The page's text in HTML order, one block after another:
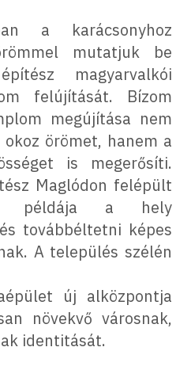
a karácsonyhoz
mutatjuk be
magyarvalkói
felújítását. Bízom
megújítása nem
örömet, hanem a
is megerősíti.
Maglódon felépült
példája a hely
továbbéltetni képes
A település szélén
új alközpontja
növekvő városnak,
identitását.